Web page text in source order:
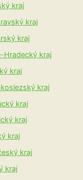
kraj
kraj
kraj
Hradecký kraj
kraj
kraj
kraj
kraj
kraj
kraj
kraj